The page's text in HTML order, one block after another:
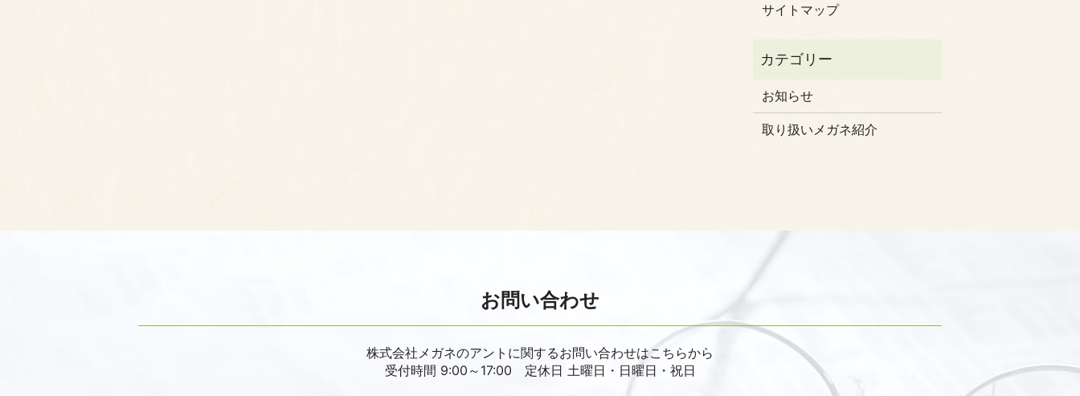
サイトマップ
お知らせ
取り扱いメガネ紹介
お問い合わせ
株式会社メガネのアントに関するお問い合わせはこちらから
受付時間 9:00～17:00 定休日 土曜日・日曜日・祝日